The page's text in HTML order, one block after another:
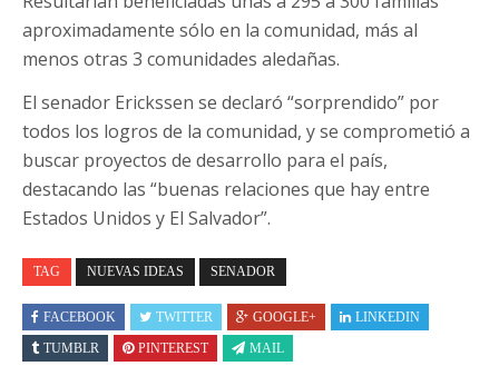
aproximadamente sólo en la comunidad, más al
menos otras 3 comunidades aledañas.
El senador Erickssen se declaró “sorprendido” por
todos los logros de la comunidad, y se comprometió a
buscar proyectos de desarrollo para el país,
destacando las “buenas relaciones que hay entre
Estados Unidos y El Salvador”.
TAG NUEVAS IDEAS SENADOR
FACEBOOK TWITTER GOOGLE+
LINKEDIN
TUMBLR
PINTEREST MAIL